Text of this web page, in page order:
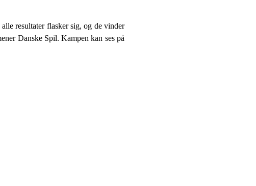
resultater flasker sig, og de vinder
Danske Spil. Kampen kan ses på